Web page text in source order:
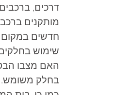
דרכים,
מותקנים
חדשים במקום
שימוש
האם מצבו
בחלק משומש.